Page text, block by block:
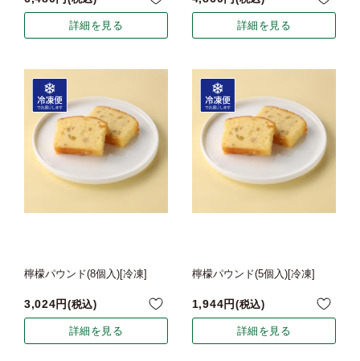
詳細を見る 詳細を見る
檸檬パウンド(8個入)[冷凍]
3,024 税込
詳細を見る
檸檬パウンド(5個入)[冷凍]
1,944 税込
詳細を見る